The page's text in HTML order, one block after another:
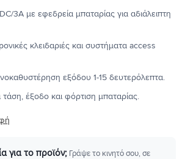
3A με εφεδρεία μπαταρίας για αδιάλειπτη
κλειδαριές και συστήματα access
εξόδου 1-15 δευτερόλεπτα.
τάση, έξοδο και φόρτιση μπαταρίας.
για το προϊόν; Γράψε το κινητό σου, σε